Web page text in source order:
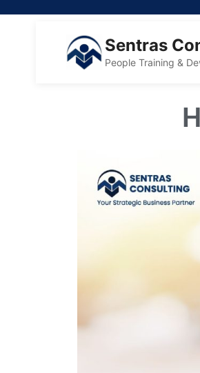
Sentras
People Training &